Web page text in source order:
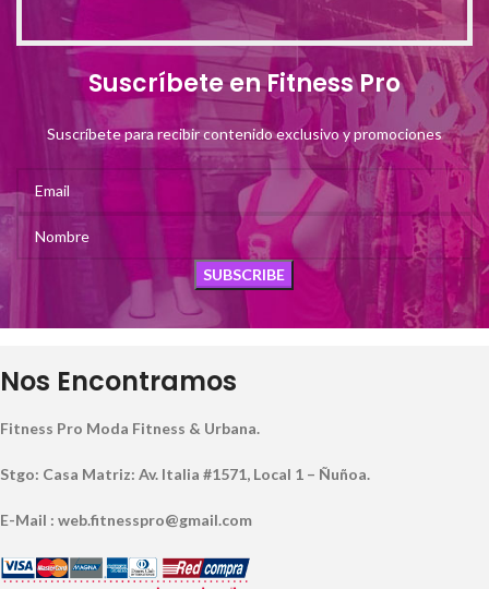
Suscríbete en Fitness Pro
Suscríbete para recibir contenido exclusivo y promociones
Nos Encontramos
Fitness Pro Moda Fitness & Urbana.
Stgo: Casa Matriz: Av. Italia #1571, Local 1 – Ñuñoa.
E-Mail : web.fitnesspro@gmail.com